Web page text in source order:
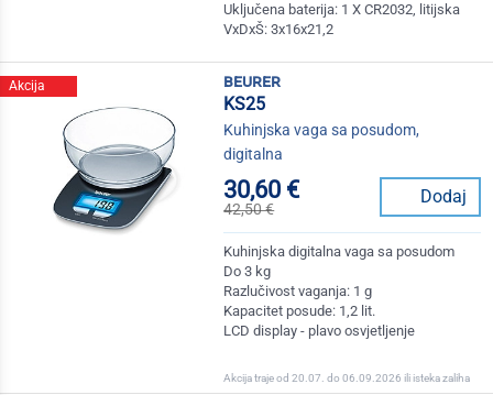
Uključena baterija: 1 X CR2032, litijska
VxDxŠ: 3x16x21,2
Akcija
beurer
KS25
Kuhinjska vaga sa posudom,
digitalna
30,60 €
42,50 €
Dodaj
Kuhinjska digitalna vaga sa posudom
Do 3 kg
Razlučivost vaganja: 1 g
Kapacitet posude: 1,2 lit.
LCD display - plavo osvjetljenje
Akcija traje od 20.07. do 06.09.2026 ili isteka zaliha